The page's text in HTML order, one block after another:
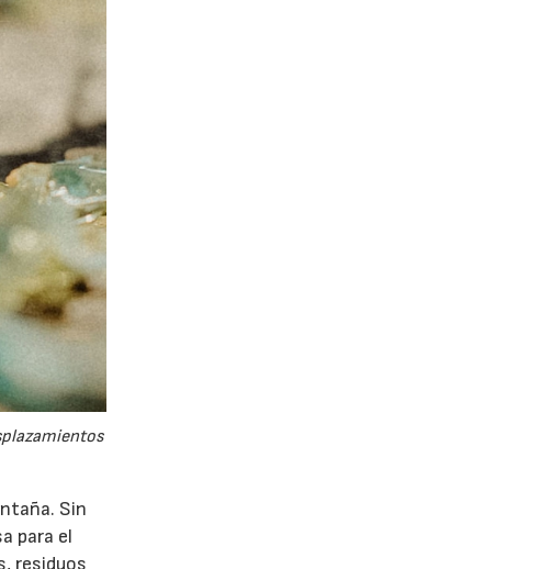
Sin
para el
residuos